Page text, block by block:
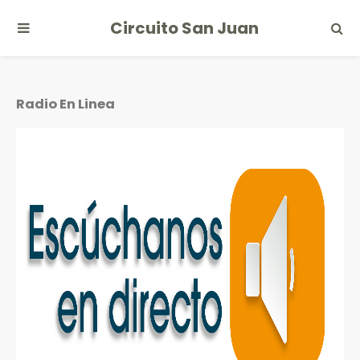
Circuito San Juan
Radio En Linea